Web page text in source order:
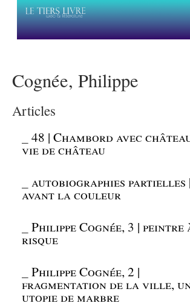
Cognée, Philippe
Articles
_48 | Chambord avec
vie de château
_autobiographies partielles |
avant la couleur
_Philippe Cognée, 3 | peintre
risque
_Philippe Cognée, 2 |
fragmentation de la ville,
utopie de marbre